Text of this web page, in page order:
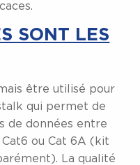
SONT LES
être utilisé pour
qui permet de
de données entre
Cat6 ou Cat 6A (kit
La qualité